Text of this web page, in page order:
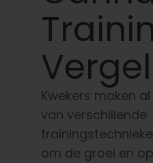
Druk op
Over
Pheno jagen
Kwekers maken
van verschillende
om de groei en